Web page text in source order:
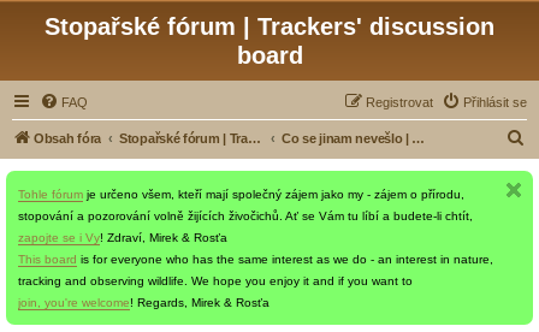
Stopařské fórum | Trackers' discussion
board
FAQ Přihlásit se
Registrovat
Obsah fóra Stopařské fórum | Trackers' discussion board Co se jinam nevešlo | Other topics
Tohle fórum je určeno všem, kteří mají společný zájem jako my - zájem o přírodu,
stopování a pozorování volně žijících živočichů. Ať se Vám tu líbí a budete-li chtít,
zapojte se i Vy! Zdraví, Mirek & Rosťa
This board is for everyone who has the same interest as we do - an interest in nature,
tracking and observing wildlife. We hope you enjoy it and if you want to
join, you're welcome! Regards, Mirek & Rosťa